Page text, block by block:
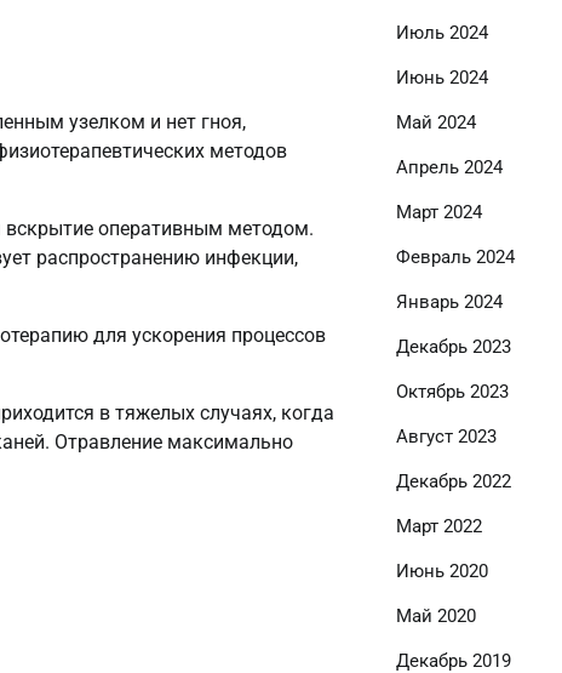
узелком и нет гноя,
методов
вскрытие оперативным методом.
распространению инфекции,
для ускорения процессов
в тяжелых случаях, когда
Отравление максимально
Июль 2024
Июнь 2024
Май 2024
Апрель 2024
Март 2024
Февраль 2024
Январь 2024
Декабрь 2023
Октябрь 2023
Август 2023
Декабрь 2022
Март 2022
Июнь 2020
Май 2020
Декабрь 2019